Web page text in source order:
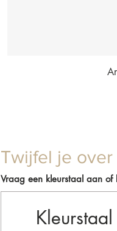
Twijfel je
Vraag een kleurstaal aan of
Kleurstaal